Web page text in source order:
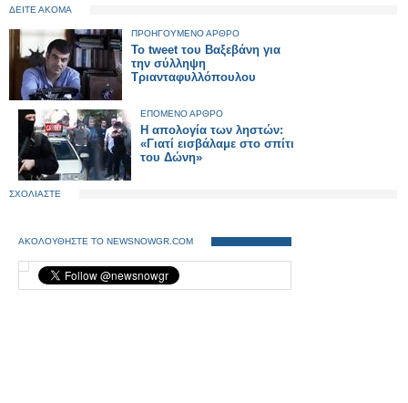
ΔΕΙΤΕ ΑΚΟΜΑ
ΠΡΟΗΓΟΥΜΕΝΟ ΑΡΘΡΟ
Το tweet του Βαξεβάνη για
την σύλληψη
Τριανταφυλλόπουλου
ΕΠΟΜΕΝΟ ΑΡΘΡΟ
H απολογία των ληστών:
«Γιατί εισβάλαμε στο σπίτι
του Δώνη»
ΣΧΟΛΙΑΣΤΕ
ΑΚΟΛΟΥΘΗΣΤΕ ΤΟ NEWSNOWGR.COM